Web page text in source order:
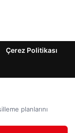
Çerez Politikası
planlarını